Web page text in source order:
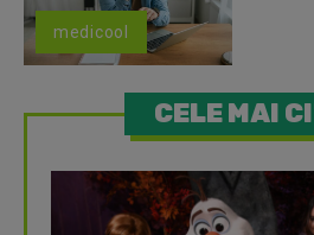
medicool
CELE MAI